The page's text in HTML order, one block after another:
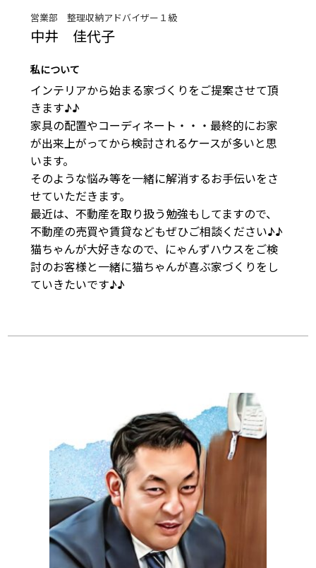
営業部 整理収納アドバイザー１級
中井 佳代子
私について
インテリアから始まる家づくりをご提案させて頂
きます♪♪
家具の配置やコーディネート・・・最終的にお家
が出来上がってから検討されるケースが多いと思
います。
そのような悩み等を一緒に解消するお手伝いをさ
せていただきます。
最近は、不動産を取り扱う勉強もしてますので、
不動産の売買や賃貸などもぜひご相談ください♪♪
猫ちゃんが大好きなので、にゃんずハウスをご検
討のお客様と一緒に猫ちゃんが喜ぶ家づくりをし
ていきたいです♪♪